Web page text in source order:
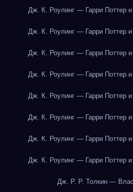
Дж. К. Роулинг — Гарри Поттер
Дж. К. Роулинг — Гарри Поттер
Дж. К. Роулинг — Гарри Поттер
Дж. К. Роулинг — Гарри Поттер
Дж. К. Роулинг — Гарри Поттер
Дж. К. Роулинг — Гарри Поттер
Дж. К. Роулинг — Гарри Поттер
Дж. К. Роулинг — Гарри Поттер
Дж. Р. Р. Толкин —